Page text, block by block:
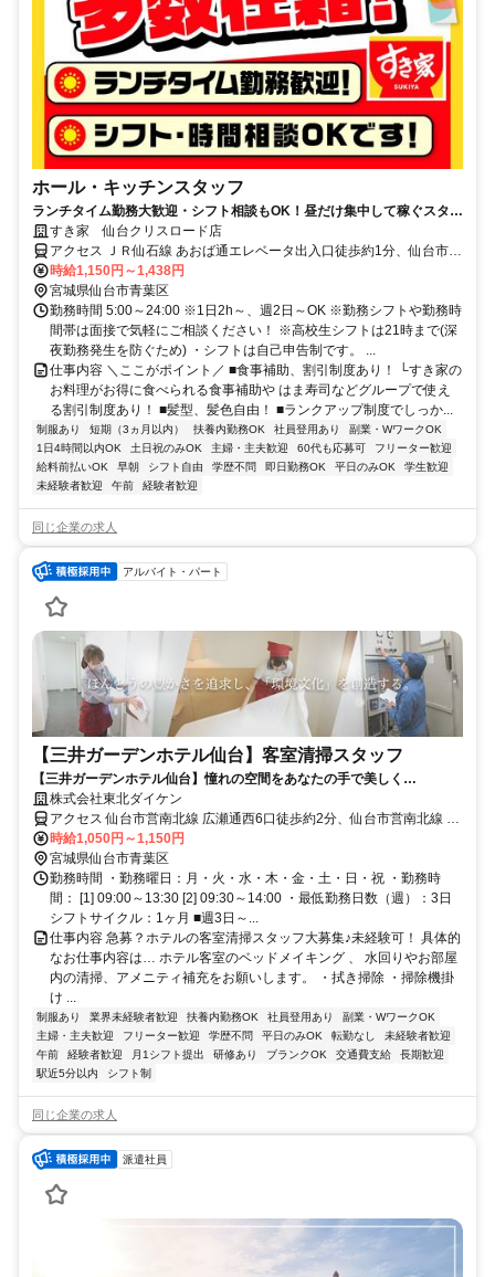
ホール・キッチンスタッフ
ランチタイム勤務大歓迎・シフト相談もOK！昼だけ集中して稼ぐスタイ
ルが実現できる◎
すき家 仙台クリスロード店
アクセス ＪＲ仙石線 あおば通エレベータ出入口徒歩約1分、仙台市営
南北線 仙台（仙台市営）北6口徒歩約2分、仙台市営東西線 仙台（仙
台市営）北6口徒歩約2分 あおば通駅徒歩2分、広瀬通駅徒歩3分
時給1,150円～1,438円
宮城県仙台市青葉区
勤務時間 5:00～24:00 ※1日2h～、週2日～OK ※勤務シフトや勤務時
間帯は面接で気軽にご相談ください！ ※高校生シフトは21時まで(深
夜勤務発生を防ぐため) ・シフトは自己申告制です。 ...
仕事内容 ＼ここがポイント／ ■食事補助、割引制度あり！ └すき家の
お料理がお得に食べられる食事補助や はま寿司などグループで使え
る割引制度あり！ ■髪型、髪色自由！ ■ランクアップ制度でしっか...
制服あり 短期（3ヵ月以内） 扶養内勤務OK 社員登用あり
副業・WワークOK
1日4時間以内OK
土日祝のみOK 主婦・主夫歓迎 60代も応募可
フリーター歓迎
給料前払いOK
早朝 シフト自由 学歴不問 即日勤務OK 平日のみOK
学生歓迎
未経験者歓迎
午前 経験者歓迎
同じ企業の求人
アルバイト・パート
【三井ガーデンホテル仙台】客室清掃スタッフ
【三井ガーデンホテル仙台】憧れの空間をあなたの手で美しく…
株式会社東北ダイケン
アクセス 仙台市営南北線 広瀬通西6口徒歩約2分、仙台市営南北線 勾
当台公園南4口徒歩約4分、ＪＲ仙石線 あおば通出入口1徒歩約7分
時給1,050円～1,150円
宮城県仙台市青葉区
勤務時間 ・勤務曜日：月・火・水・木・金・土・日・祝 ・勤務時
間： [1] 09:00～13:30 [2] 09:30～14:00 ・最低勤務日数（週）：3日
シフトサイクル：1ヶ月 ■週3日～...
仕事内容 急募？ホテルの客室清掃スタッフ大募集♪未経験可！ 具体的
なお仕事内容は… ホテル客室のベッドメイキング 、 水回りやお部屋
内の清掃、アメニティ補充をお願いします。 ・拭き掃除 ・掃除機掛
け ...
制服あり 業界未経験者歓迎 扶養内勤務OK 社員登用あり
副業・WワークOK
主婦・主夫歓迎
フリーター歓迎 学歴不問 平日のみOK 転勤なし
未経験者歓迎
午前
経験者歓迎 月1シフト提出 研修あり ブランクOK 交通費支給
長期歓迎
駅近5分以内
シフト制
同じ企業の求人
派遣社員